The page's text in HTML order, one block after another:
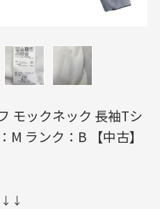
モックネック 長袖Tシ
M ランク：B 【中古】
↓↓